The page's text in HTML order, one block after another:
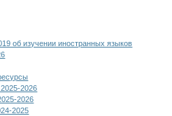
об изучении иностранных языков
2026
2026
2025